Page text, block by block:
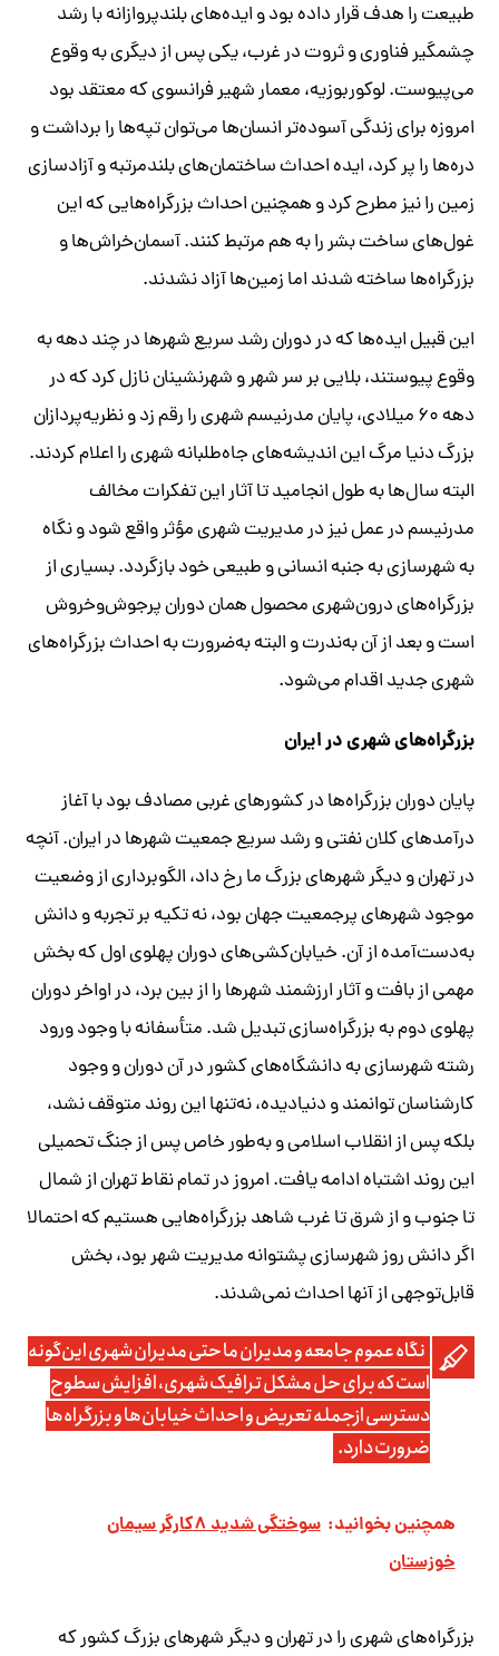
طبیعت را هدف قرار داده بود و ایده‌های بلندپروازانه با رشد
چشمگیر فناوری و ثروت در غرب، یکی پس از دیگری به وقوع
می‌پیوست. لوکوربوزیه، معمار شهیر فرانسوی که معتقد بود
امروزه برای زندگی آسوده‌تر انسان‌ها می‌توان تپه‌ها را برداشت و
دره‌ها را پر کرد، ایده احداث ساختمان‌های بلندمرتبه و آزادسازی
زمین را نیز مطرح کرد و همچنین احداث بزرگراه‌هایی که این
غول‌های ساخت بشر را به هم مرتبط کنند. آسمان‌خراش‌ها و
بزرگراه‌ها ساخته شدند اما زمین‌ها آزاد نشدند.
این قبیل ایده‌ها که در دوران رشد سریع شهرها در چند دهه به
وقوع پیوستند، بلایی بر سر شهر و شهرنشینان نازل کرد که در
دهه ۶۰ میلادی، پایان مدرنیسم شهری را رقم زد و نظریه‌پردازان
بزرگ دنیا مرگ این اندیشه‌های جاه‌طلبانه شهری را اعلام کردند.
البته سال‌ها به طول انجامید تا آثار این تفکرات مخالف
مدرنیسم در عمل نیز در مدیریت شهری مؤثر واقع شود و نگاه
به شهرسازی به جنبه انسانی و طبیعی خود بازگردد. بسیاری از
بزرگراه‌های درون‌شهری محصول همان دوران پرجوش‌وخروش
است و بعد از آن به‌ندرت و البته به‌ضرورت به احداث بزرگراه‌های
شهری جدید اقدام می‌شود.
بزرگراه‌های شهری در ایران
پایان دوران بزرگراه‌ها در کشورهای غربی مصادف بود با آغاز
درآمدهای کلان نفتی و رشد سریع جمعیت شهرها در ایران. آنچه
در تهران و دیگر شهرهای بزرگ ما رخ داد، الگوبرداری از وضعیت
موجود شهرهای پرجمعیت جهان بود، نه تکیه‌ بر تجربه و دانش
به‌دست‌آمده از آن. خیابان‌کشی‌های دوران پهلوی اول که بخش
مهمی از بافت و آثار ارزشمند شهرها را از بین برد، در اواخر دوران
پهلوی دوم به بزرگراه‌سازی تبدیل شد. متأسفانه با وجود ورود
رشته شهرسازی به دانشگاه‌های کشور در آن دوران و وجود
کارشناسان توانمند و دنیادیده، نه‌تنها این روند متوقف نشد،
بلکه پس از انقلاب اسلامی و به‌طور خاص پس از جنگ تحمیلی
این روند اشتباه ادامه یافت. امروز در تمام نقاط تهران از شمال
تا جنوب و از شرق تا غرب شاهد بزرگراه‌هایی هستیم که احتمالا
اگر دانش روز شهرسازی پشتوانه مدیریت شهر بود، بخش
قابل‌توجهی از آنها احداث نمی‌شدند.
نگاه عموم جامعه و مدیران ما حتی مدیران شهری ‌این‌گونه
است که برای حل مشکل ترافیک شهری، افزایش سطوح
دسترسی ازجمله تعریض و احداث خیابان‌ها و بزرگراه‌ها
ضرورت دارد.
همچنین بخوانید:
سوختگی شدید ۸کارگر سیمان
خوزستان
بزرگراه‌های شهری را در تهران و دیگر شهرهای بزرگ کشور که